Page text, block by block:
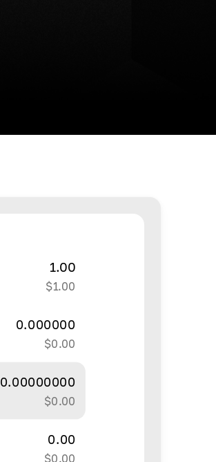
1.00
$1.00
0.000000
$0.00
0.00000000
$0.00
0.00
$0.00